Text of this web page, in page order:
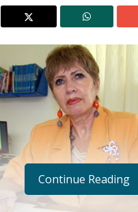
Continue Reading